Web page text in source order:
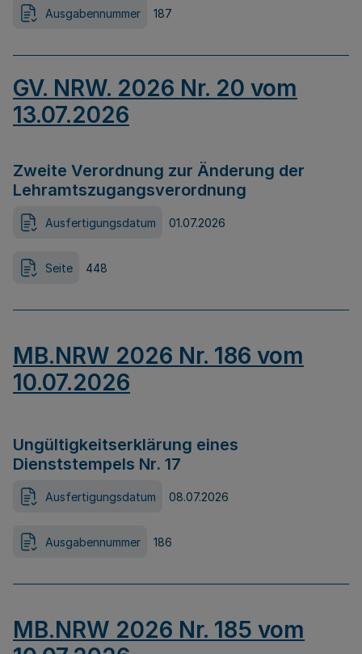
Ausgabennummer 187
GV. NRW. 2026 Nr. 20 vom
13.07.2026
Zweite Verordnung zur Änderung der
Lehramtszugangsverordnung
Ausfertigungsdatum 01.07.2026
Seite 448
MB.NRW 2026 Nr. 186 vom
10.07.2026
Ungültigkeitserklärung eines
Dienststempels Nr. 17
Ausfertigungsdatum 08.07.2026
Ausgabennummer 186
MB.NRW 2026 Nr. 185 vom